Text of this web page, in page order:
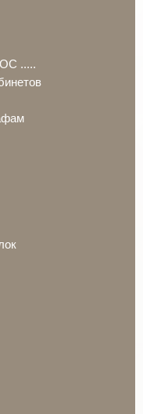
.....